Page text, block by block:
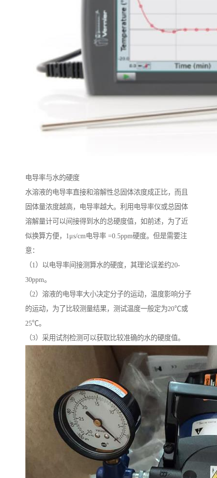
电导率与水的硬度
水溶液的电导率直接和溶解性总固体浓度成正比，而且
固体量浓度越高，电导率越大。利用电导率仪或总固体
溶解量计可以间接得到水的总硬度值，如前述，为了近
似换算方便，1μs/cm电导率 =0.5ppm硬度。但是需要注
意：
（1）以电导率间接测算水的硬度，其理论误差约20-
30ppm。
（2）溶液的电导率大小决定分子的运动，温度影响分子
的运动，为了比较测量结果，测试温度一般定为20℃或
25℃。
（3）采用试剂检测可以获取比较准确的水的硬度值。